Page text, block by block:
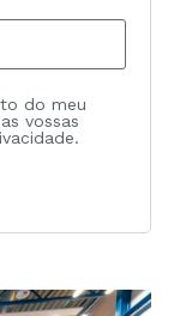
do meu
vossas